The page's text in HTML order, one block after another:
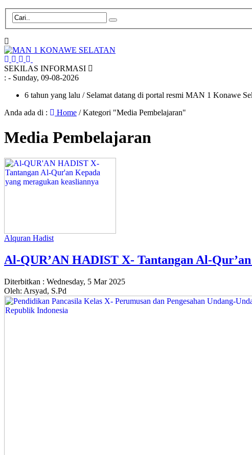
SEKILAS INFORMASI
: - Sunday, 09-08-2026
6 tahun yang lalu / Selamat datang di portal resmi MAN 1 Konawe
Anda ada di :
Home /Kategori "Media Pembelajaran"
Media Pembelajaran
Alquran Hadist
Al-QUR’AN HADIST X- Tantangan Al-
Diterbitkan : Wednesday, 5 Mar 2025
Oleh: Arsyad, S.Pd